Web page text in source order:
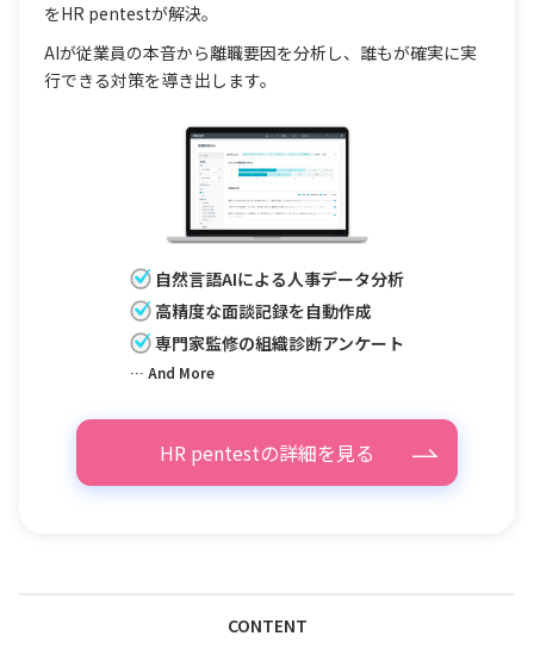
をHR pentestが解決。
AIが従業員の本音から離職要因を分析し、誰もが確実に実
行できる対策を導き出します。
自然言語AIによる人事データ分析
高精度な面談記録を自動作成
専門家監修の組織診断アンケート
… And More
HR pentestの詳細を見る
CONTENT